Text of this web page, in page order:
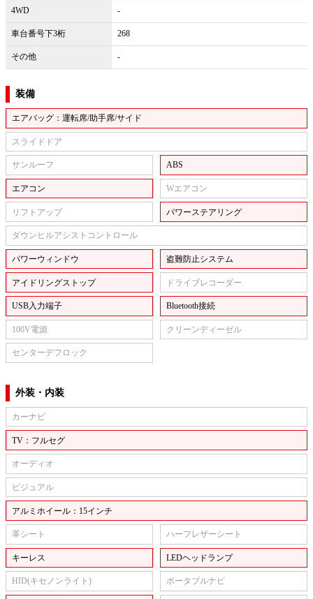
4WD -
車台番号下3桁 268
その他 -
装備
エアバッグ：運転席/助手席/サイド
スライドドア
サンルーフ ABS
エアコン Wエアコン
リフトアップ パワーステアリング
ダウンヒルアシストコントロール
パワーウィンドウ 盗難防止システム
アイドリングストップ ドライブレコーダー
USB入力端子 Bluetooth接続
100V電源 クリーンディーゼル
センターデフロック
外装・内装
カーナビ
TV：フルセグ
オーディオ
ビジュアル
アルミホイール：15インチ
革シート ハーフレザーシート
キーレス LEDヘッドランプ
HID(キセノンライト) ポータブルナビ